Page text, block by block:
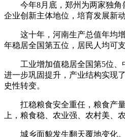
今年8月底，郑州为两家独角
企业创新主体地位，培育发展新
这十年，河南生产总值年均增
年稳居全国第五位，居民人均可
工业增加值稳居全国第5位、
进一步巩固提升，产业结构实现
史性转变。
扛稳粮食安全重任，粮食产量
上，粮食稳、农业强、农村美、
城乡面貌发生翻天覆地变化。